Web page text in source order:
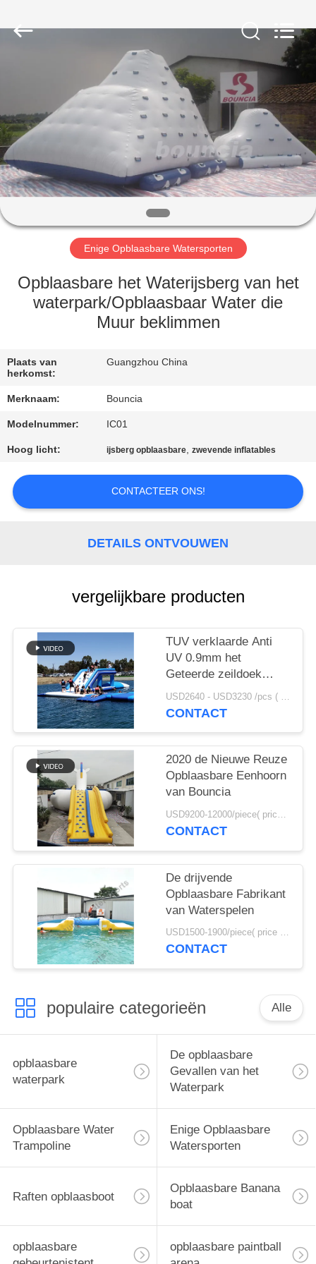
PRODUCTEN
VIDEO'S
ONGEVEER
ONS
FABRIEKSREIS
KWALITEITSCONTROLE
CONTACTEER
VERZOEK
OM
EEN
CITAAT
SITEMAP
PRIVACY
Enige Opblaasbare Watersporten
Opblaasbare het Waterijsberg van het
waterpark/Opblaasbaar Water die
Muur beklimmen
Plaats van
herkomst:
Guangzhou China
Merknaam: Bouncia
Modelnummer: IC01
Hoog licht: ijsberg opblaasbare,zwevende inflatables
CONTACTEER ONS!
DETAILS ONTVOUWEN
vergelijkbare producten
TUV verklaarde Anti
UV 0.9mm het
Geteerde zeildoek
Opblaasbaar Water van
pvc het Springen
USD2640 - USD3230 /pcs ( price just for reference, detailed prices need to be confirmed） MOQ:1PC
CONTACT
2020 de Nieuwe Reuze
Opblaasbare Eenhoorn
van Bouncia
USD9200-12000/piece( price just for reference, detailed prices need to be confirmed) MOQ:1PC
CONTACT
De drijvende
Opblaasbare Fabrikant
van Waterspelen
USD1500-1900/piece( price just for reference, detailed prices need to be confirmed) MOQ:1PC
CONTACT
populaire categorieën Alle
opblaasbare
waterpark
De opblaasbare
Gevallen van het
Waterpark
Opblaasbare Water
Trampoline
Enige Opblaasbare
Watersporten
Raften opblaasboot
Opblaasbare Banana
boat
opblaasbare
opblaasbare paintball